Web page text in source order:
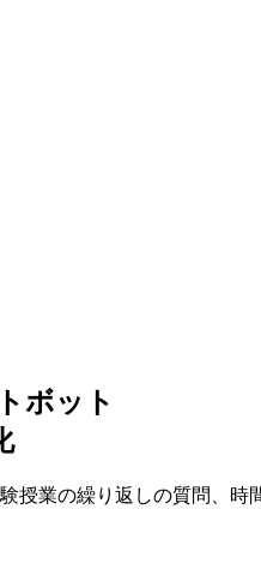
ボット
授業の繰り返しの質問、時